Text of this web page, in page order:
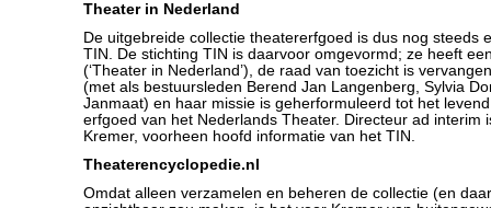
Theater in Nederland
De uitgebreide collectie theatererfgoed is dus nog steeds
TIN. De stichting TIN is daarvoor omgevormd; ze heeft
(‘Theater in Nederland’), de raad van toezicht is
(met als bestuursleden Berend Jan Langenberg, Sylvia
Janmaat) en haar missie is geherformuleerd tot het
erfgoed van het Nederlands Theater. Directeur ad interim
Kremer, voorheen hoofd informatie van het TIN.
Theaterencyclopedie.nl
Omdat alleen verzamelen en beheren de collectie (en